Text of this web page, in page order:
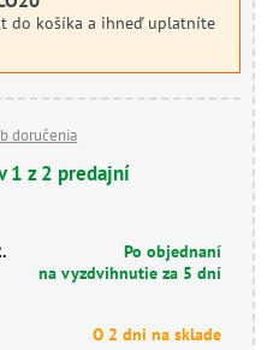
do košíka a ihneď uplatníte
doručenia
1 z 2 predajní
Po objednaní
na vyzdvihnutie za 5 dní
O 2 dni na sklade